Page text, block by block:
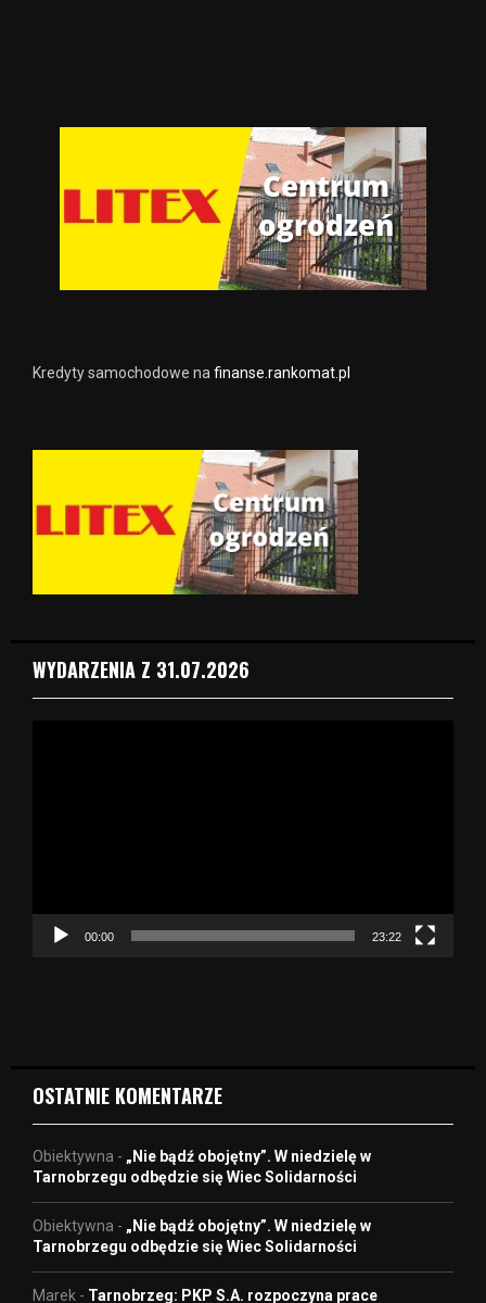
Kredyty samochodowe na finanse.rankomat.pl
WYDARZENIA Z 31.07.2026
c
00:00 23:22
OSTATNIE KOMENTARZE
Obiektywna - „Nie bądź obojętny”. W niedzielę w
Tarnobrzegu odbędzie się Wiec Solidarności
Obiektywna - „Nie bądź obojętny”. W niedzielę w
Tarnobrzegu odbędzie się Wiec Solidarności
Marek - Tarnobrzeg: PKP S.A. rozpoczyna prace